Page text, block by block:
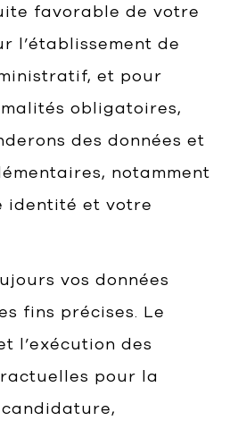
favorable de votre
l’établissement de
et pour
obligatoires,
des données et
notamment
identité et votre
vos données
fins précises. Le
l’exécution des
pour la